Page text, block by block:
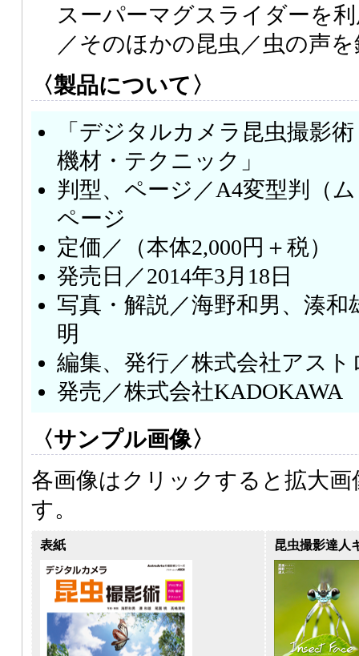
スーパーマグスライダーを
／そのほかの昆虫／虫の声
〈製品について〉
「デジタルカメラ昆虫撮影
機材・テクニック」
判型、ページ／A4変型判（
ページ
定価／（本体2,000円＋税）
発売日／2014年3月18日
写真・解説／海野和男、湊和
明
編集、発行／株式会社アスト
発売／株式会社KADOKAWA
〈サンプル画像〉
各画像はクリックすると拡大
す。
表紙 昆虫撮影達人